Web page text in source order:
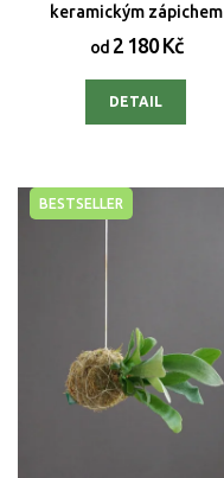
keramickým zápichem
od2 180 Kč
DETAIL
BESTSELLER